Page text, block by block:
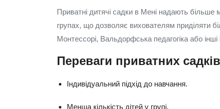
Приватні дитячі садки в Мені надають більше
групах, що дозволяє вихователям приділяти
Монтессорі, Вальдорфська педагогіка або інші
Переваги приватних садків
Індивідуальний підхід до навчання.
Менша кількість дітей у групі.